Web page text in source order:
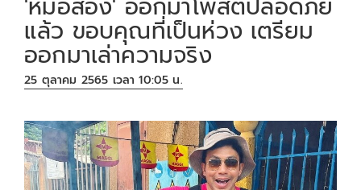
แล้ว ขอบคุณที่เป็นห่วง เตรียม
ออกมาเล่าความจริง
25 ตุลาคม 2565 เวลา 10:05 น.